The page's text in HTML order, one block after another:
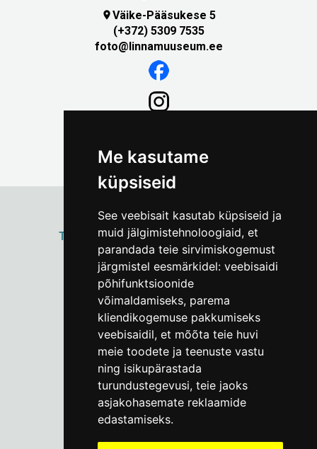
Me kasutame
küpsiseid
See veebisait kasutab küpsiseid ja
muid jälgimistehnoloogiaid, et
parandada teie sirvimiskogemust
järgmistel eesmärkidel: veebisaidi
põhifunktsioonide
võimaldamiseks, parema
kliendikogemuse pakkumiseks
veebisaidil, et mõõta teie huvi
meie toodete ja teenuste vastu
ning isikupärastada
turundustegevusi, teie jaoks
asjakohasemate reklaamide
edastamiseks.
Väike-Pääsukese 5
(+372) 5309 7535
foto@linnamuuseum.ee
ТАЛЛИННСКИЙГОРОДСКОЙ МУЗЕЙ
Vene 17
Пн–Пт 9–17:(+372) 610 4178
info@linnamuuseum.ee